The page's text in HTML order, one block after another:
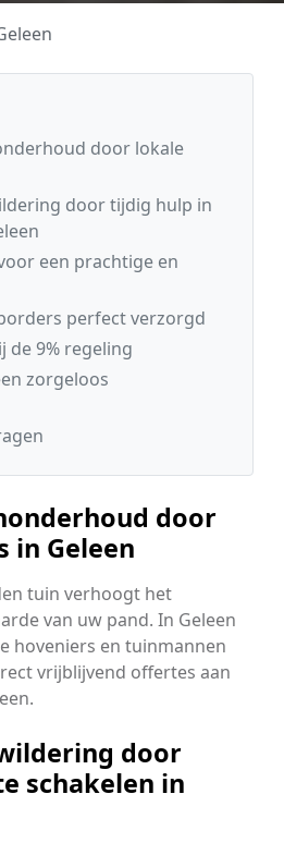
door lokale
door tijdig hulp in
een prachtige en
perfect verzorgd
de 9% regeling
zorgeloos
door
in Geleen
tuin verhoogt het
van uw pand. In Geleen
hoveniers en tuinmannen
vrijblijvend offertes aan
door
schakelen in